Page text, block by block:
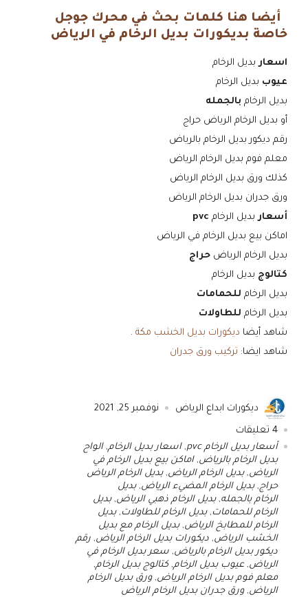
أيضا هنا كلمات بحث في محرك جوجل
خاصة بديكورات بديل الرخام في الرياض
اسعار بديل الرخام
عيوب بديل الرخام
بديل الرخام بالجمله
أو بديل الرخام الرياض حراج
رقم ديكور بديل الرخام بالرياض
معلم فوم بديل الرخام الرياض
كذلك ورق بديل الرخام الرياض
ورق جدران بديل الرخام الرياض
أسعار بديل الرخام pvc
اماكن بيع بديل الرخام في الرياض
بديل الرخام الرياض حراج
كتالوج بديل الرخام
بديل الرخام للحمامات
بديل الرخام للطاولات
شاهد أيضا ديكورات بديل الخشب مكة .
شاهد ايضا: تركيب ورق جدران
ديكورات ابداع الرياض نوفمبر 25, 2021
4 تعليقات
أسعار بديل الرخام pvc
,اسعار بديل الرخام,الواح
بديل الرخام بالرياض,اماكن بيع بديل الرخام في
الرياض,بديل الرخام الرياض,بديل الرخام الرياض
حراج,بديل الرخام المضيء الرياض,بديل
الرخام بالجمله,بديل الرخام ذهبي الرياض,بديل
الرخام للحمامات ,بديل الرخام للطاولات ,بديل
الرخام للمطابخ الرياض,بديل الرخام مع بديل
الخشب الرياض, ديكورات بديل الرخام الرياض, رقم
ديكور بديل الرخام بالرياض, سعر بديل الرخام في
الرياض, عيوب بديل الرخام, كتالوج بديل الرخام,
معلم فوم بديل الرخام الرياض,ورق بديل الرخام
الرياض,ورق جدران بديل الرخام الرياض